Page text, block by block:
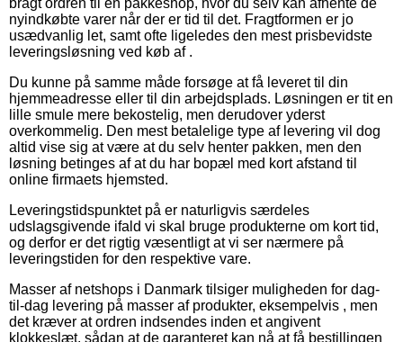
bragt ordren til en pakkeshop, hvor du selv kan afhente de
nyindkøbte varer når der er tid til det. Fragtformen er jo
usædvanlig let, samt ofte ligeledes den mest prisbevidste
leveringsløsning ved køb af .
Du kunne på samme måde forsøge at få leveret til din
hjemmeadresse eller til din arbejdsplads. Løsningen er tit en
lille smule mere bekostelig, men derudover yderst
overkommelig. Den mest betalelige type af levering vil dog
altid vise sig at være at du selv henter pakken, men den
løsning betinges af at du har bopæl med kort afstand til
online firmaets hjemsted.
Leveringstidspunktet på er naturligvis særdeles
udslagsgivende ifald vi skal bruge produkterne om kort tid,
og derfor er det rigtig væsentligt at vi ser nærmere på
leveringstiden for den respektive vare.
Masser af netshops i Danmark tilsiger muligheden for dag-
til-dag levering på masser af produkter, eksempelvis , men
det kræver at ordren indsendes inden et angivent
klokkeslæt, sådan at de garanteret kan nå at få bestillingen